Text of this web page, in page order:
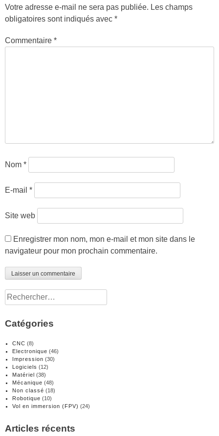
Votre adresse e-mail ne sera pas publiée. Les champs
obligatoires sont indiqués avec *
Commentaire *
Nom *
E-mail *
Site web
Enregistrer mon nom, mon e-mail et mon site dans le
navigateur pour mon prochain commentaire.
Rechercher :
Catégories
CNC (8)
Electronique (46)
Impression (30)
Logiciels (12)
Matériel (38)
Mécanique (48)
Non classé (18)
Robotique (10)
Vol en immersion (FPV) (24)
Articles récents